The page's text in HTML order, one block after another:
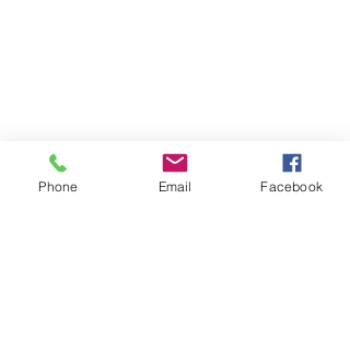
Phone Email Facebook